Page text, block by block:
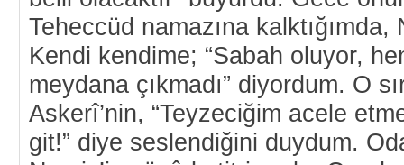
Teheccüd namazına kalktığımda,
Kendi kendime; “Sabah oluyor,
meydana çıkmadı” diyordum. O
Askerî’nin, “Teyzeciğim acele
git!” diye seslendiğini duydum.